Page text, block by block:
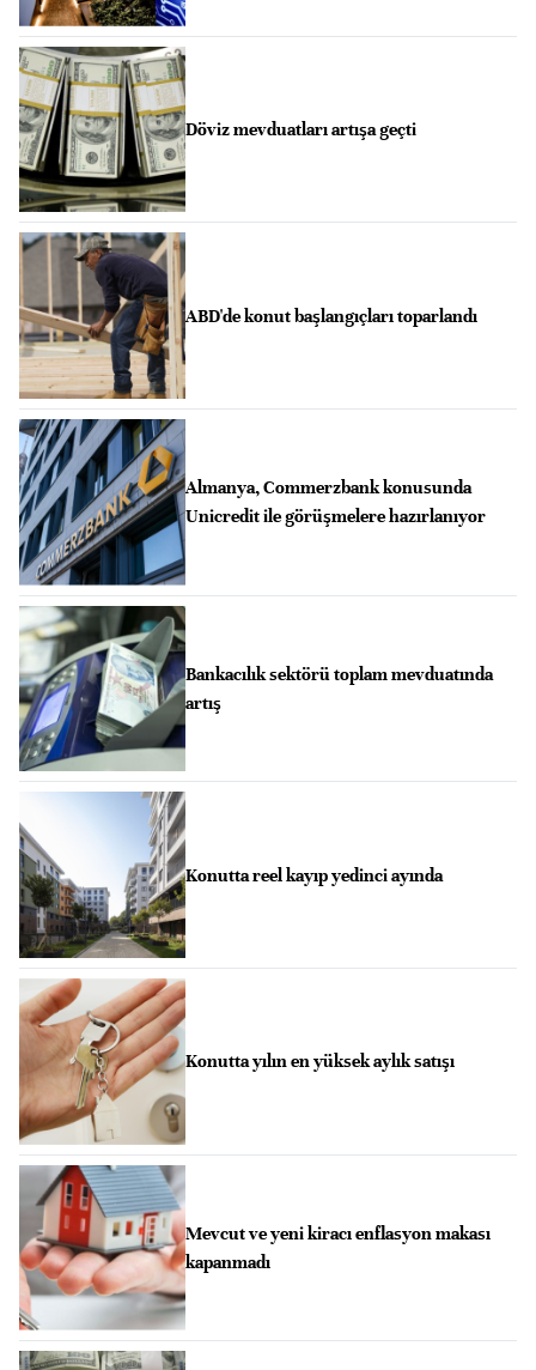
Döviz mevduatları artışa geçti
ABD'de konut başlangıçları toparlandı
Almanya, Commerzbank konusunda
Unicredit ile görüşmelere hazırlanıyor
Bankacılık sektörü toplam mevduatında
artış
Konutta reel kayıp yedinci ayında
Konutta yılın en yüksek aylık satışı
Mevcut ve yeni kiracı enflasyon makası
kapanmadı